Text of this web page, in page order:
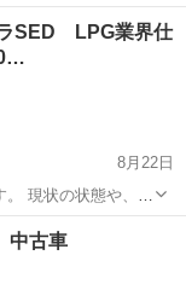
グレード名： Ｘ
ナビ 地デジ ス
SED LPG業界仕
8月22日
現状の状態や、ご
尚、買う気の無いと
い装備
古車